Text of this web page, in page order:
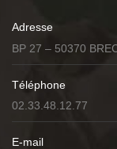
Adresse
BP 27 – 50370
Téléphone
02.33.48.12.77
E-mail